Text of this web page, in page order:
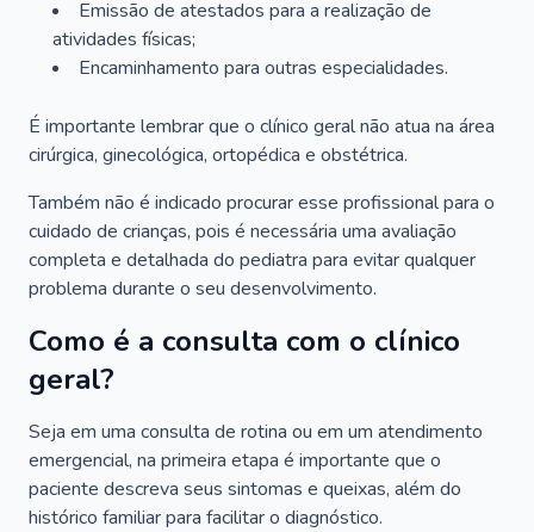
Emissão de atestados para a realização de
atividades físicas;
Encaminhamento para outras especialidades.
É importante lembrar que o clínico geral não atua na área
cirúrgica, ginecológica, ortopédica e obstétrica.
Também não é indicado procurar esse profissional para o
cuidado de crianças, pois é necessária uma avaliação
completa e detalhada do pediatra para evitar qualquer
problema durante o seu desenvolvimento.
Como é a consulta com o clínico
geral?
Seja em uma consulta de rotina ou em um atendimento
emergencial, na primeira etapa é importante que o
paciente descreva seus sintomas e queixas, além do
histórico familiar para facilitar o diagnóstico.